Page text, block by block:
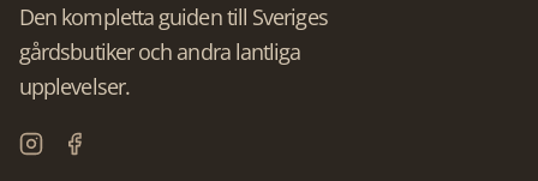
Den kompletta guiden till Sveriges
gårdsbutiker och andra lantliga
upplevelser.